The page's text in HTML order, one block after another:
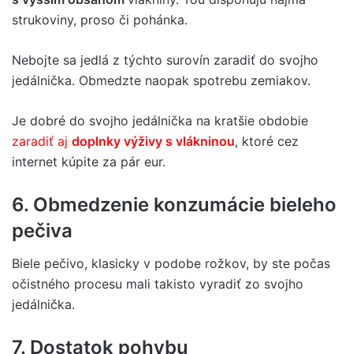
strukoviny, proso či pohánka.
Nebojte sa jedlá z týchto surovín zaradiť do svojho
jedálnička. Obmedzte naopak spotrebu zemiakov.
Je dobré do svojho jedálnička na kratšie obdobie
zaradiť aj doplnky výživy s vlákninou, ktoré cez
internet kúpite za pár eur.
6. Obmedzenie konzumácie bieleho
pečiva
Biele pečivo, klasicky v podobe rožkov, by ste počas
očistného procesu mali takisto vyradiť zo svojho
jedálnička.
7. Dostatok pohybu